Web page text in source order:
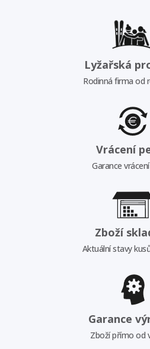
Lyžařská
Rodinná firma od
Vrácení
Garance
Zboží
Aktuální stavy
Garance
Zboží přímo od